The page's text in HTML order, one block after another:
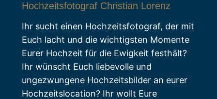
Hochzeitsfotograf Christian Lorenz
Ihr sucht einen Hochzeitsfotograf, der mit
Euch lacht und die wichtigsten Momente
Eurer Hochzeit für die Ewigkeit festhält?
Ihr wünscht Euch liebevolle und
ungezwungene Hochzeitsbilder an eurer
Hochzeitslocation? Ihr wollt Eure